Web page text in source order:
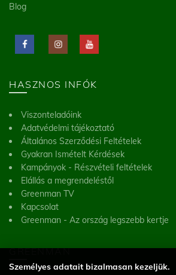
Blog
HASZNOS INFÓK
Viszonteladóink
Adatvédelmi tájékoztató
Általános Szerződési Feltételek
Gyakran Ismételt Kérdések
Kampányok - Részvételi feltételek
Elállás a megrendeléstől
Greenman TV
Kapcsolat
Greenman - Az ország legszebb kertje
GREENMAN
Személyes adatait bizalmasan kezeljük.